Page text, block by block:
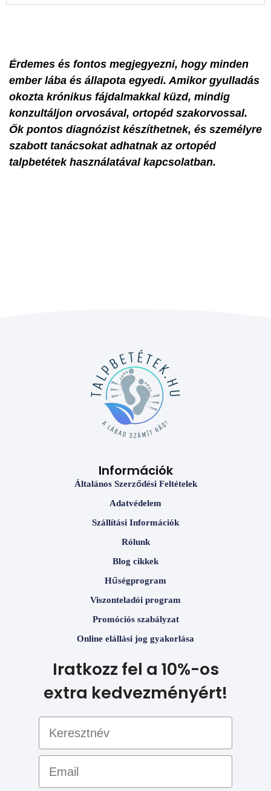
Érdemes és fontos megjegyezni, hogy minden
ember lába és állapota egyedi. Amikor gyulladás
okozta krónikus fájdalmakkal küzd, mindig
konzultáljon orvosával, ortopéd szakorvossal.
Ők pontos diagnózist készíthetnek, és személyre
szabott tanácsokat adhatnak az ortopéd
talpbetétek használatával kapcsolatban.
Információk
Általános Szerződési Feltételek
Adatvédelem
Szállítási Információk
Rólunk
Blog cikkek
Hűségprogram
Viszonteladói program
Promóciós szabályzat
Online elállási jog gyakorlása
Iratkozz fel a 10%-os
extra kedvezményért!
Email